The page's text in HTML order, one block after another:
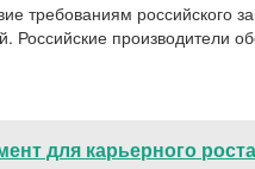
требованиям российского
производители
для карьерного роста